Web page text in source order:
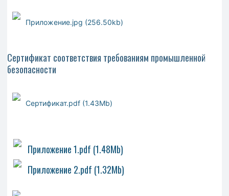
Приложение.jpg (256.50kb)
Сертификат соответствия требованиям промышленной
безопасности
Сертификат.pdf (1.43Mb)
Приложение 1.pdf (1.48Mb)
Приложение 2.pdf (1.32Mb)